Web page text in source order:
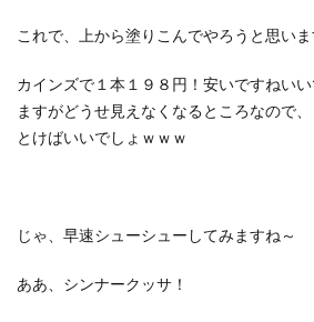
これで、上から塗りこんでやろうと思い
カインズで１本１９８円！安いですねい
ますがどうせ見えなくなるところなので
とけばいいでしょｗｗｗ
じゃ、早速シューシューしてみますね～
ああ、シンナークッサ！